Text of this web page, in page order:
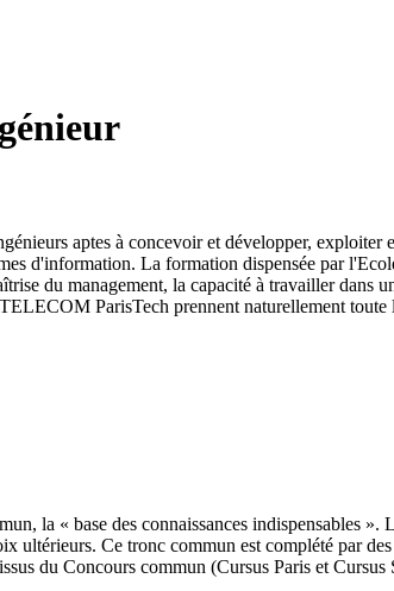
aptes à concevoir et développer, exploiter
d'information. La formation dispensée par
du management, la capacité à travailler
ParisTech prennent naturellement
la « base des connaissances indispensables
ultérieurs. Ce tronc commun est complété par
du Concours commun (Cursus Paris et